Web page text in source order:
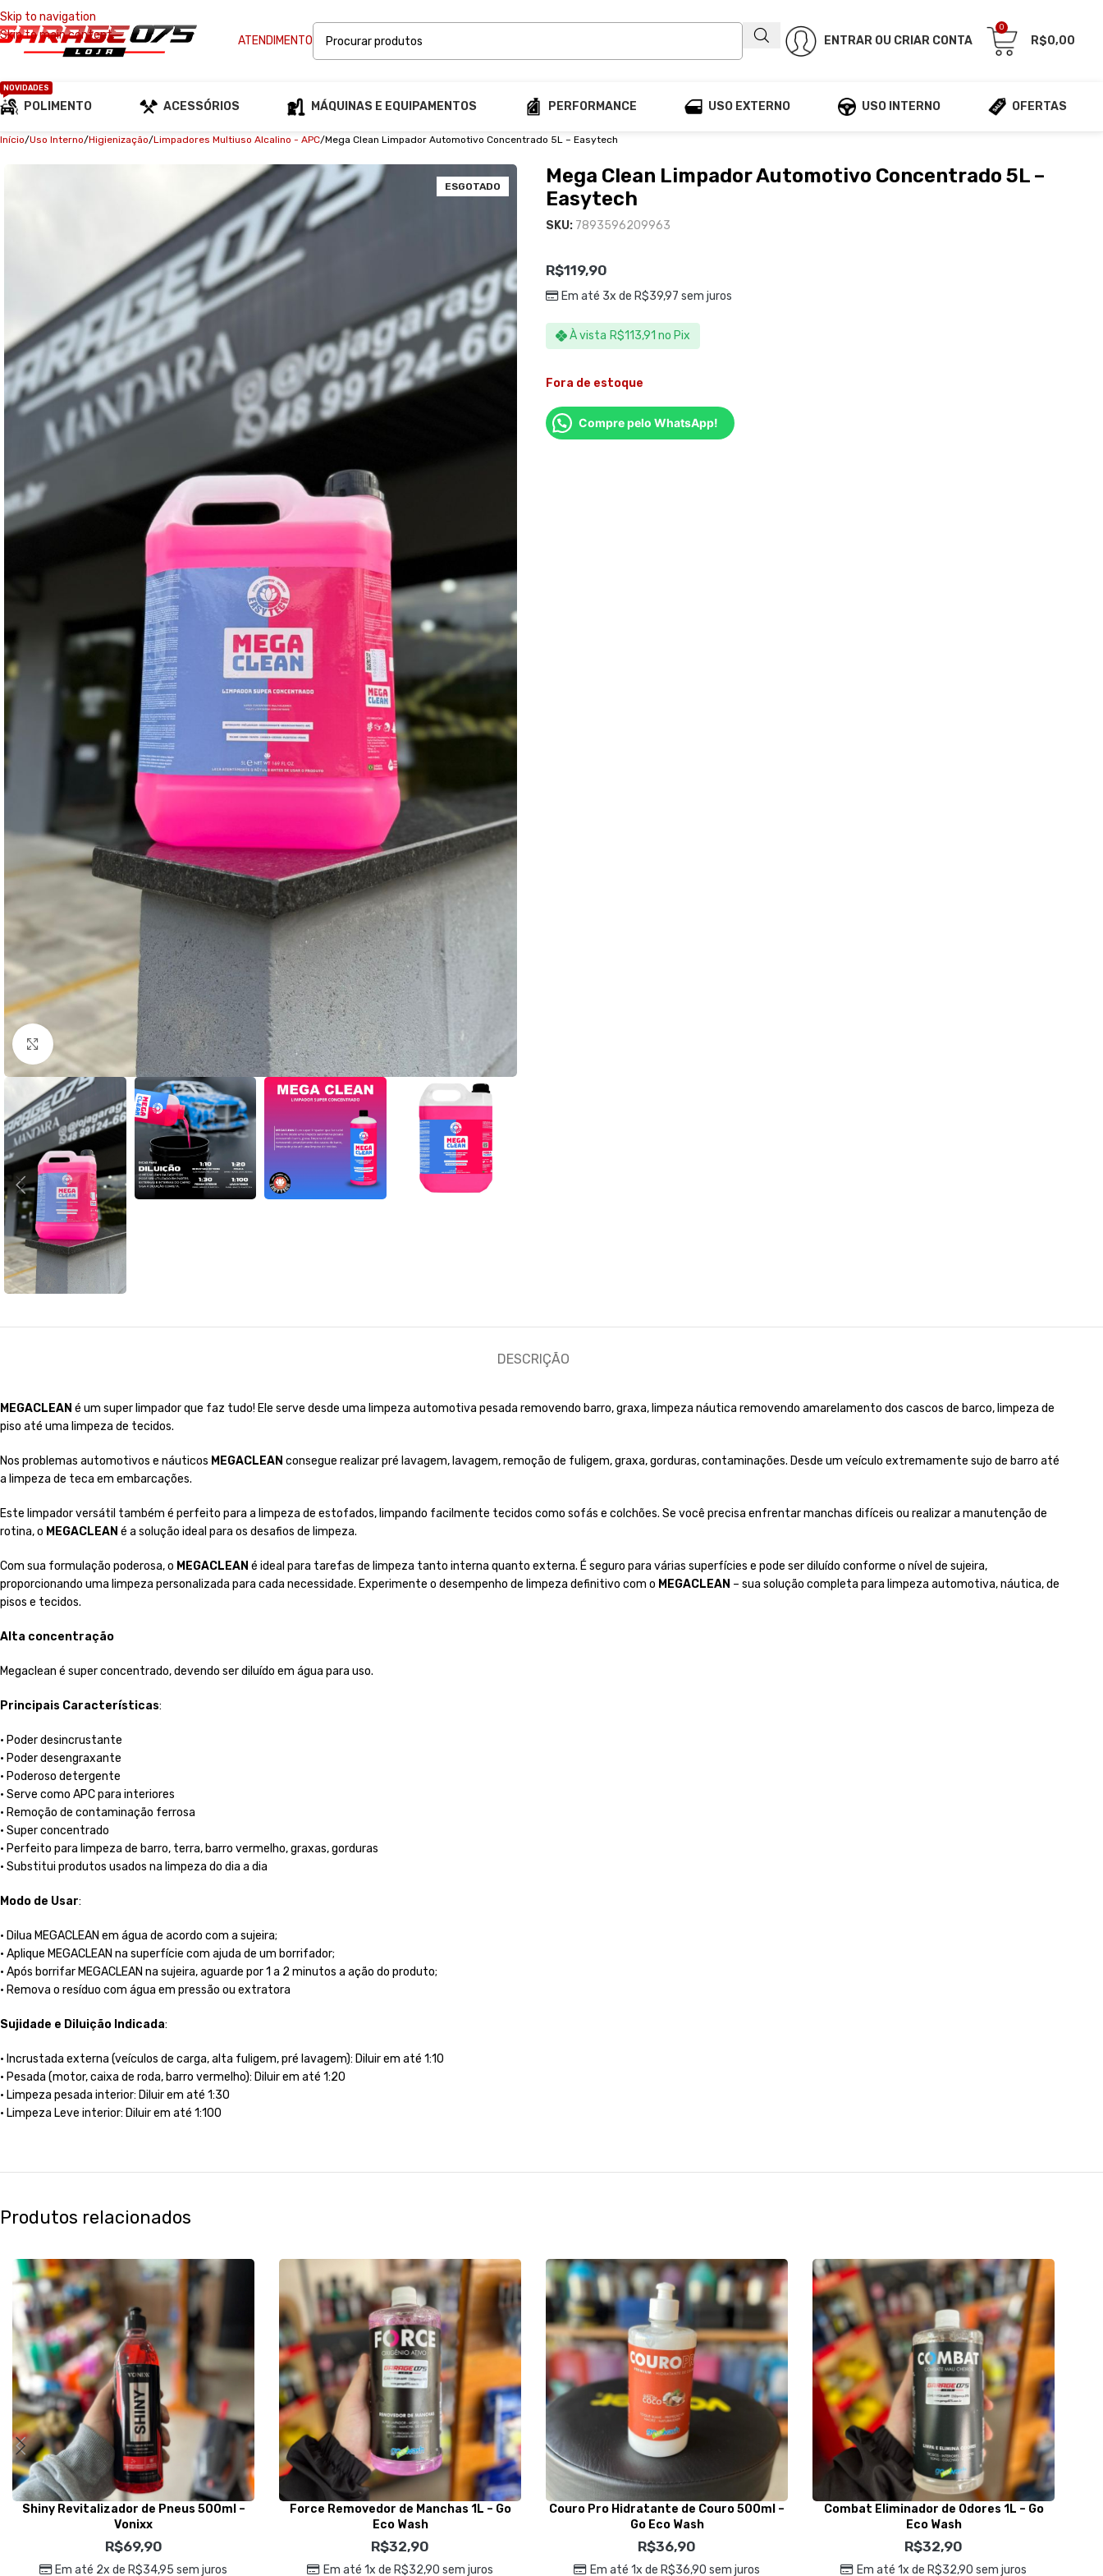
Skip to navigation
Skip to main content
ATENDIMENTO ENTRAR OU CRIAR CONTA
0
R$0,00
POLIMENTO
NOVIDADES
ACESSÓRIOS MÁQUINAS E EQUIPAMENTOS PERFORMANCE USO EXTERNO USO INTERNO OFERTAS
Início Uso Interno Higienização Limpadores Multiuso Alcalino - APC Mega Clean Limpador Automotivo Concentrado 5L – Easytech
ESGOTADO
Clique para ampliar
Mega Clean Limpador Automotivo Concentrado 5L –
Easytech
SKU: 7893596209963
R$119,90
Em até 3x de R$39,97 sem juros
À vista R$113,91 no Pix
Fora de estoque
Compre pelo WhatsApp!
DESCRIÇÃO
MEGACLEAN é um super limpador que faz tudo! Ele serve desde uma limpeza automotiva pesada removendo barro, graxa, limpeza náutica removendo amarelamento dos cascos de barco, limpeza de
piso até uma limpeza de tecidos.
Nos problemas automotivos e náuticos MEGACLEAN consegue realizar pré lavagem, lavagem, remoção de fuligem, graxa, gorduras, contaminações. Desde um veículo extremamente sujo de barro até
a limpeza de teca em embarcações.
Este limpador versátil também é perfeito para a limpeza de estofados, limpando facilmente tecidos como sofás e colchões. Se você precisa enfrentar manchas difíceis ou realizar a manutenção de
rotina, o MEGACLEAN é a solução ideal para os desafios de limpeza.
Com sua formulação poderosa, o MEGACLEAN é ideal para tarefas de limpeza tanto interna quanto externa. É seguro para várias superfícies e pode ser diluído conforme o nível de sujeira,
proporcionando uma limpeza personalizada para cada necessidade. Experimente o desempenho de limpeza definitivo com o MEGACLEAN – sua solução completa para limpeza automotiva, náutica, de
pisos e tecidos.
Alta concentração
Megaclean é super concentrado, devendo ser diluído em água para uso.
Principais Características:
• Poder desincrustante
• Poder desengraxante
• Poderoso detergente
• Serve como APC para interiores
• Remoção de contaminação ferrosa
• Super concentrado
• Perfeito para limpeza de barro, terra, barro vermelho, graxas, gorduras
• Substitui produtos usados na limpeza do dia a dia
Modo de Usar:
• Dilua MEGACLEAN em água de acordo com a sujeira;
• Aplique MEGACLEAN na superfície com ajuda de um borrifador;
• Após borrifar MEGACLEAN na sujeira, aguarde por 1 a 2 minutos a ação do produto;
• Remova o resíduo com água em pressão ou extratora
Sujidade e Diluição Indicada:
• Incrustada externa (veículos de carga, alta fuligem, pré lavagem): Diluir em até 1:10
• Pesada (motor, caixa de roda, barro vermelho): Diluir em até 1:20
• Limpeza pesada interior: Diluir em até 1:30
• Limpeza Leve interior: Diluir em até 1:100
Produtos relacionados
Shiny Revitalizador de Pneus 500ml –
Vonixx
R$69,90
Em até 2x de R$34,95 sem juros
Force Removedor de Manchas 1L – Go
Eco Wash
R$32,90
Em até 1x de R$32,90 sem juros
Couro Pro Hidratante de Couro 500ml –
Go Eco Wash
R$36,90
Em até 1x de R$36,90 sem juros
Combat Eliminador de Odores 1L – Go
Eco Wash
R$32,90
Em até 1x de R$32,90 sem juros